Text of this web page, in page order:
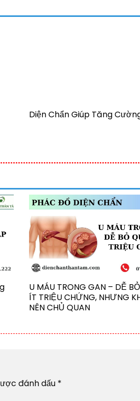
Diện Chẩn Giúp Tăng
U MÁU TRONG GAN – DỄ
ÍT TRIỆU CHỨNG, NHƯNG
NÊN CHỦ QUAN
đánh dấu *